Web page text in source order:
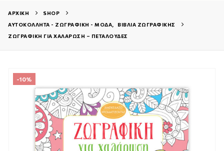
ΑΡΧΙΚΉ
SHOP
ΑΥΤΟΚΌΛΛΗΤΑ - ΖΩΓΡΑΦΙΚΉ - ΜΌΔΑ,
ΒΙΒΛΊΑ ΖΩΓΡΑΦΙΚΉΣ
ΖΩΓΡΑΦΙΚΉ ΓΙΑ ΧΑΛΆΡΩΣΗ – ΠΕΤΑΛΟΎΔΕΣ
-10%